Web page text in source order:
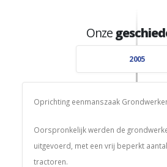
Onze
2005
Oprichting eenmanszaak
Oorspronkelijk werden de
uitgevoerd, met een vrij beperkt
tractoren.